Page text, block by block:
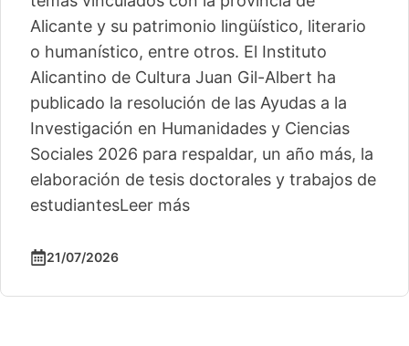
Alicante y su patrimonio lingüístico, literario
o humanístico, entre otros. El Instituto
Alicantino de Cultura Juan Gil-Albert ha
publicado la resolución de las Ayudas a la
Investigación en Humanidades y Ciencias
Sociales 2026 para respaldar, un año más, la
elaboración de tesis doctorales y trabajos de
estudiantesLeer más
21/07/2026